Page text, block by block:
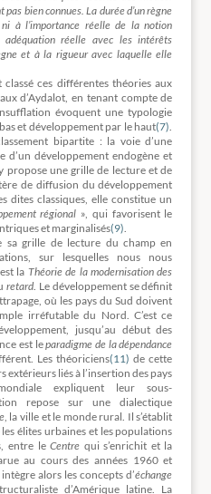
bien connues. La durée d’un règne
à l’importance réelle de la notion
réelle avec les intérêts
et à la rigueur avec laquelle elle
ces différentes théories aux
d’Aydalot, en tenant compte de
évoquent une typologie
et développement par le haut(7)
bipartite : la voie d’une
d’un développement endogène et
propose une grille de lecture et de
de diffusion du développement
dites classiques, elle constitue un
régional », qui favorisent le
et marginalisés(9)
sa grille de lecture du champ en
sur lesquelles nous nous
la Théorie de la modernisation des
retard. Le développement se définit
où les pays du Sud doivent
irréfutable du Nord. C’est ce
jusqu’au début des
est leparadigme de la dépendance
Les théoriciens(11) de cette
extérieurs liés à l’insertion des pays
expliquent leur sous-
repose sur une dialectique
, la ville et le monde rural. Il s’établit
élites urbaines et les populations
entre leCentre qui s’enrichit et la
au cours des années 1960 et
alors les concepts d’échange
d’Amérique latine. La